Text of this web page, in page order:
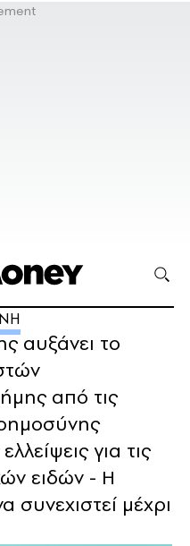
αυξάνει το
από τις
για τις
ειδών - Η
συνεχιστεί μέχρι